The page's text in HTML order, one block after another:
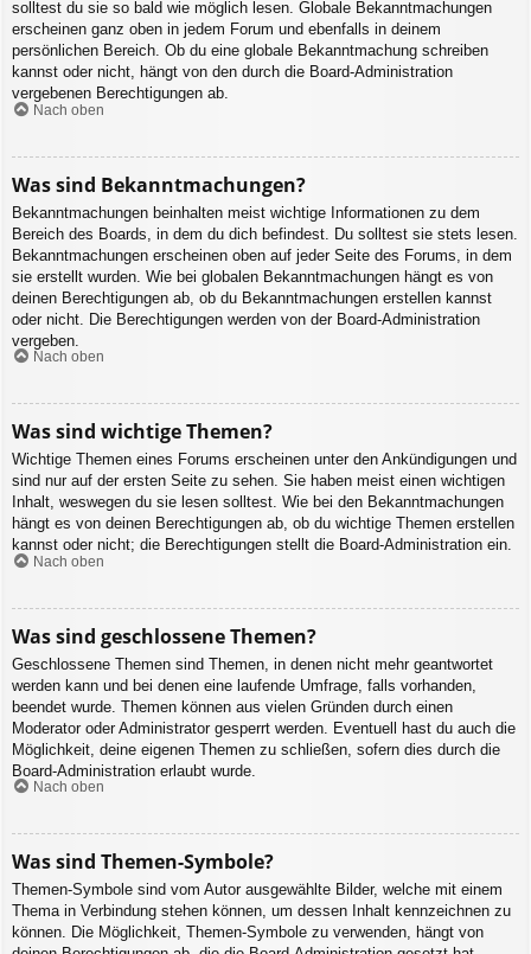
solltest du sie so bald wie möglich lesen. Globale Bekanntmachungen
erscheinen ganz oben in jedem Forum und ebenfalls in deinem
persönlichen Bereich. Ob du eine globale Bekanntmachung schreiben
kannst oder nicht, hängt von den durch die Board-Administration
vergebenen Berechtigungen ab.
Nach oben
Was sind Bekanntmachungen?
Bekanntmachungen beinhalten meist wichtige Informationen zu dem
Bereich des Boards, in dem du dich befindest. Du solltest sie stets lesen.
Bekanntmachungen erscheinen oben auf jeder Seite des Forums, in dem
sie erstellt wurden. Wie bei globalen Bekanntmachungen hängt es von
deinen Berechtigungen ab, ob du Bekanntmachungen erstellen kannst
oder nicht. Die Berechtigungen werden von der Board-Administration
vergeben.
Nach oben
Was sind wichtige Themen?
Wichtige Themen eines Forums erscheinen unter den Ankündigungen und
sind nur auf der ersten Seite zu sehen. Sie haben meist einen wichtigen
Inhalt, weswegen du sie lesen solltest. Wie bei den Bekanntmachungen
hängt es von deinen Berechtigungen ab, ob du wichtige Themen erstellen
kannst oder nicht; die Berechtigungen stellt die Board-Administration ein.
Nach oben
Was sind geschlossene Themen?
Geschlossene Themen sind Themen, in denen nicht mehr geantwortet
werden kann und bei denen eine laufende Umfrage, falls vorhanden,
beendet wurde. Themen können aus vielen Gründen durch einen
Moderator oder Administrator gesperrt werden. Eventuell hast du auch die
Möglichkeit, deine eigenen Themen zu schließen, sofern dies durch die
Board-Administration erlaubt wurde.
Nach oben
Was sind Themen-Symbole?
Themen-Symbole sind vom Autor ausgewählte Bilder, welche mit einem
Thema in Verbindung stehen können, um dessen Inhalt kennzeichnen zu
können. Die Möglichkeit, Themen-Symbole zu verwenden, hängt von